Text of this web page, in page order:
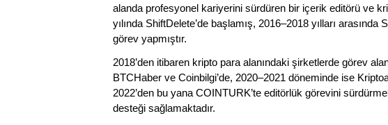
alanda profesyonel kariyerini sürdüren bir içerik editörü ve
yılında ShiftDelete’de başlamış, 2016–2018 yılları
görev yapmıştır.
2018’den itibaren kripto para alanındaki şirketlerde görev
BTCHaber ve Coinbilgi’de, 2020–2021 döneminde ise
2022’den bu yana COINTURK’te editörlük görevini
desteği sağlamaktadır.